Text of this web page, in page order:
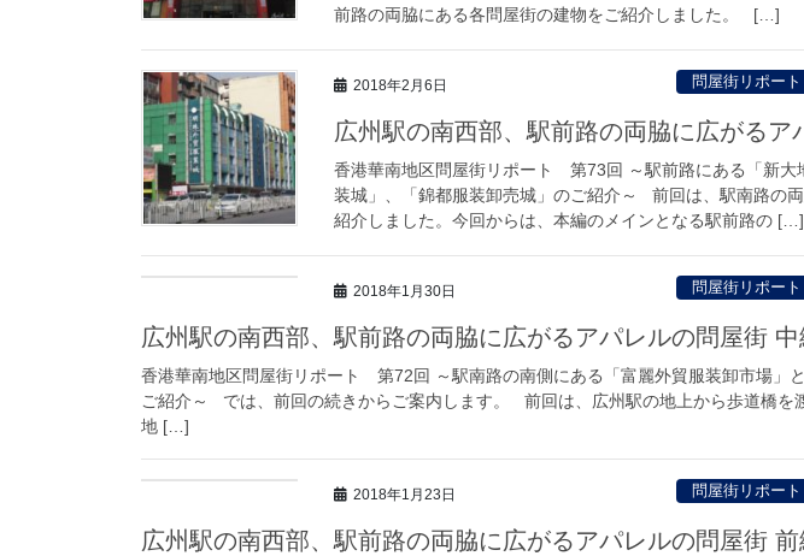
前路の両脇にある各問屋街の建物をご紹介しました。 […]
2018年2月6日 問屋街リポー
広州駅の南西部、駅前路の両脇に広がるア
香港華南地区問屋街リポート 第73回 ～駅前路にある「新大
装城」、「錦都服装卸売城」のご紹介～ 前回は、駅南路の
紹介しました。今回からは、本編のメインとなる駅前路の […]
2018年1月30日 問屋街リポー
広州駅の南西部、駅前路の両脇に広がるアパレルの問屋街 中
香港華南地区問屋街リポート 第72回 ～駅南路の南側にある「富麗外貿服装卸市場」
ご紹介～ では、前回の続きからご案内します。 前回は、広州駅の地上から歩道橋を
地 […]
2018年1月23日 問屋街リポー
広州駅の南西部、駅前路の両脇に広がるアパレルの問屋街 前